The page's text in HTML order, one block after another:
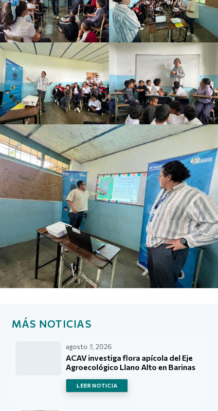
MÁS NOTICIAS
agosto 7, 2026
ACAV investiga flora apícola del Eje
Agroecológico Llano Alto en Barinas
LEER NOTICIA